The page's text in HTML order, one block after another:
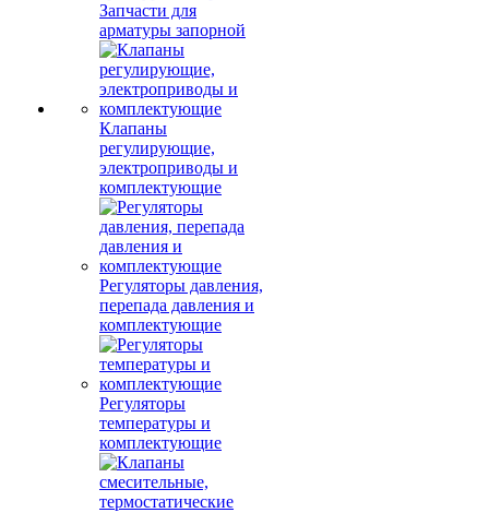
Запчасти для
арматуры запорной
Клапаны
регулирующие,
электроприводы и
комплектующие
Регуляторы давления,
перепада давления и
комплектующие
Регуляторы
температуры и
комплектующие